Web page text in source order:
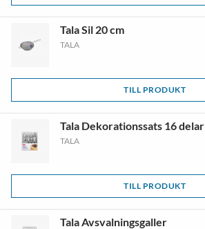
Tala Sil 20 cm
TALA
TILL PRODUKT
Tala Dekorationssats 16 delar
TALA
TILL PRODUKT
Tala Avsvalningsgaller